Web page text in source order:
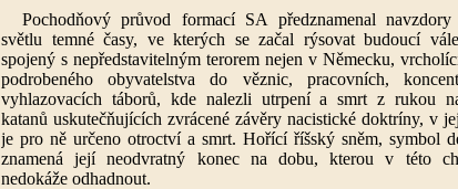
Pochodňový průvod formací SA předznamenal navzdory
světlu temné časy, ve kterých se začal rýsovat budoucí
spojený s nepředstavitelným terorem nejen v Německu,
podrobeného obyvatelstva do věznic, pracovních,
vyhlazovacích táborů, kde nalezli utrpení a smrt z rukou
katanů uskutečňujících zvrácené závěry nacistické doktríny, v
je pro ně určeno otroctví a smrt. Hořící říšský sněm, symbol
znamená její neodvratný konec na dobu, kterou v této
nedokáže odhadnout.